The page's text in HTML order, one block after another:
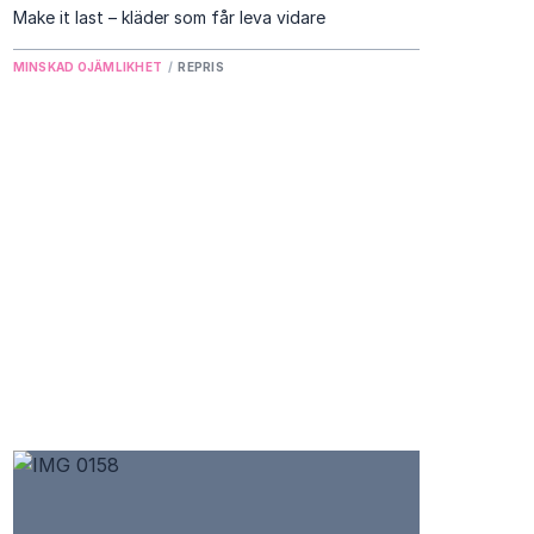
Make it last – kläder som får leva vidare
MINSKAD OJÄMLIKHET / REPRIS